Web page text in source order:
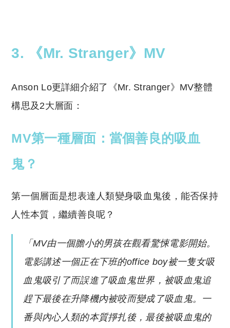
3. 《Mr. Stranger》MV
Anson Lo更詳細介紹了《Mr. Stranger》MV整體
構思及2大層面：
MV第一種層面：當個善良的吸血
鬼？
第一個層面是想表達人類變身吸血鬼後，能否保持
人性本質，繼續善良呢？
「MV由一個膽小的男孩在觀看驚悚電影開始。
電影講述一個正在下班的office boy被一隻女吸
血鬼吸引了而誤進了吸血鬼世界，被吸血鬼追
趕下最後在升降機內被咬而變成了吸血鬼。一
番與內心人類的本質掙扎後，最後被吸血鬼的